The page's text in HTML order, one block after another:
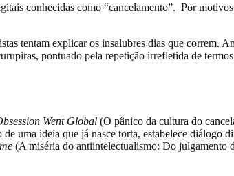
conhecidas como “cancelamento”. Por
tentam explicar os insalubres dias que correm.
pontuado pela repetição irrefletida de
Went Global (O pânico da cultura do
uma ideia que já nasce torta, estabelece diálogo
(A miséria do antiintelectualismo: Do julgamento